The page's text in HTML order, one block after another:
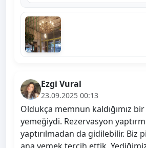
Ezgi Vural
23.09.2025 00:13
Oldukça memnun kaldığımız
yemeğiydi. Rezervasyon
yaptırılmadan da gidilebilir. Biz